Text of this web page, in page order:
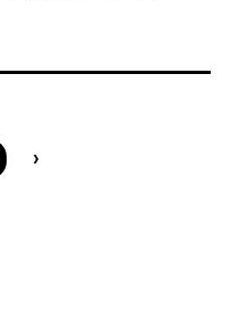
na strane